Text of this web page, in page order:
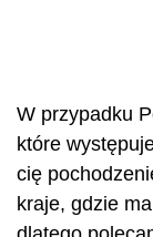
W przypadku
które
cię
kraje, gdzie